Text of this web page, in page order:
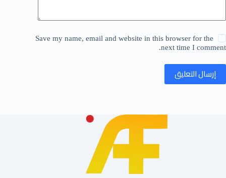
Save my name, email and website in this browser for the
next time I comment.
إرسال التعليق